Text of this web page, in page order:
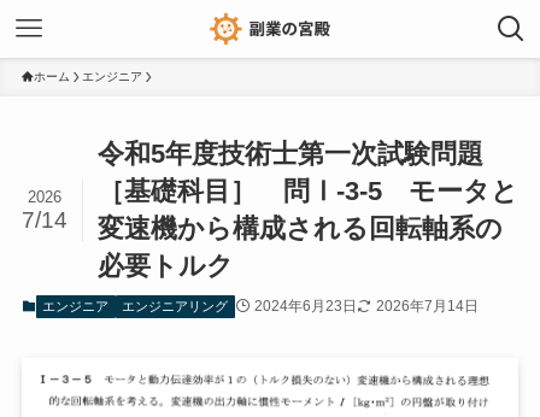
ホーム エンジニア
令和5年度技術士第一次試験問題
［基礎科目］ 問Ⅰ-3-5 モータと
変速機から構成される回転軸系の
必要トルク
2026
7/14
エンジニア エンジニアリング 2024年6月23日 2026年7月14日